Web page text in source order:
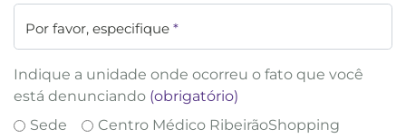
Por favor, especifique *
Indique a unidade onde ocorreu o fato que você
está denunciando (obrigatório)
Sede
Centro Médico RibeirãoShopping